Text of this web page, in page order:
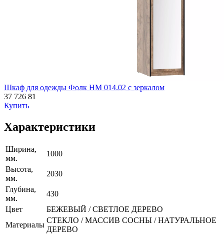
Шкаф для одежды Фолк НМ 014.02 с зеркалом
37 726 81
Купить
Характеристики
Ширина,
мм.
1000
Высота,
мм.
2030
Глубина,
мм.
430
Цвет
БЕЖЕВЫЙ / СВЕТЛОЕ ДЕРЕВО
Материалы
СТЕКЛО / МАССИВ СОСНЫ / НАТУРАЛЬНОЕ
ДЕРЕВО